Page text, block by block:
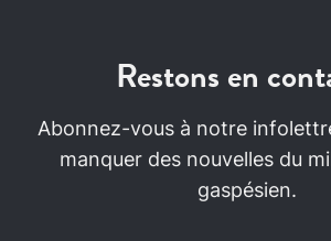
Restons en
Abonnez-vous à notre
manquer des nouvelles du
gaspésien.